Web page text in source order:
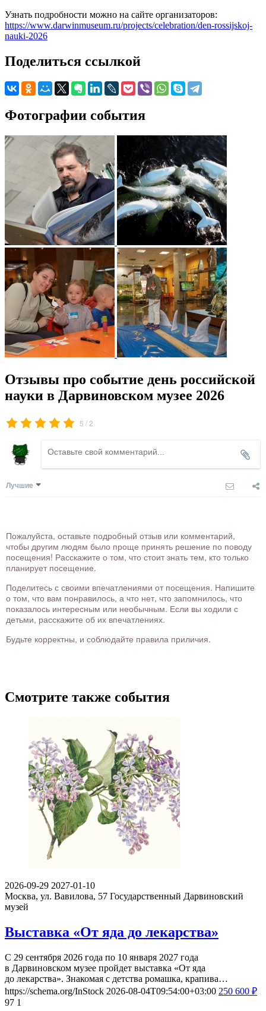
Узнать подробности можно на сайте организаторов:
https://www.darwinmuseum.ru/projects/celebration/den-rossijskoj-
nauki-2026
Поделиться ссылкой
Фотографии события
Отзывы про событие день российской
науки в Дарвиновском музее 2026
5 /2
Лучшие
Пожалуйста, оставьте подробный отзыв или комментарий,
чтобы другим людям было проще принять решение по поводу
посещения! Расскажите о том, что стоит знать тем, кто только
планирует посещение.
Поделитесь с своими впечатлениями от посещения. Напишите
о том, что вам понравилось, а что нет, что запомнилось, что
показалось интересным или необычным. Если вы ходили с
детьми, расскажите об их впечатлениях.
Будьте корректны, и соблюдайте правила приличия.
Смотрите также события
2026-09-29 2027-01-10
Москва, ул. Вавилова, 57 Государственный Дарвиновский
музей
Выставка «От яда до лекарства»
С 29 сентября 2026 года по 10 января 2027 года
в Дарвиновском музее пройдет выставка «От яда
до лекарства». Знакомая с детства ромашка, крапива…
https://schema.org/InStock 2026-08-04T09:54:00+03:00 250 600 ₽
97 1